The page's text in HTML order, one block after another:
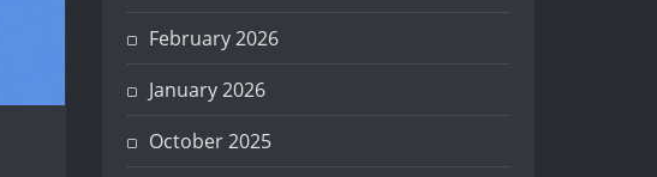
February 2026
January 2026
October 2025